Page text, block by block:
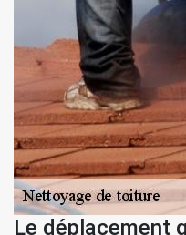
Le déplacement